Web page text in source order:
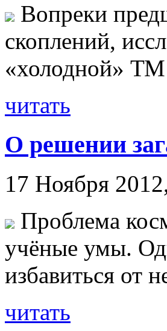
Вопреки
скоплений,
«холодной» ТМ
читать
О решении
17 Ноября
Проблема
учёные умы.
избавиться от
читать